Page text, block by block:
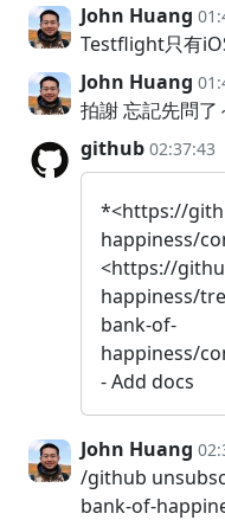
John Huang
Testflight只有
John Huang
拍謝 忘記先問了
github 02:37:43
*<https://
happiness/
<https://
happiness/
bank-of-
happiness/
- Add docs
John Huang
/github
bank-of-